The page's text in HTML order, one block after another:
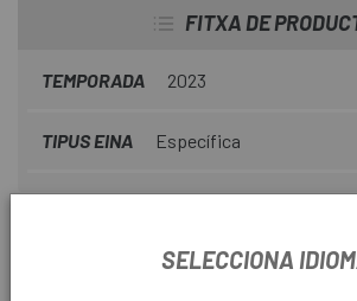
FITXA DE
TEMPORADA 2023
TIPUS EINA Específica
SELECCIONA